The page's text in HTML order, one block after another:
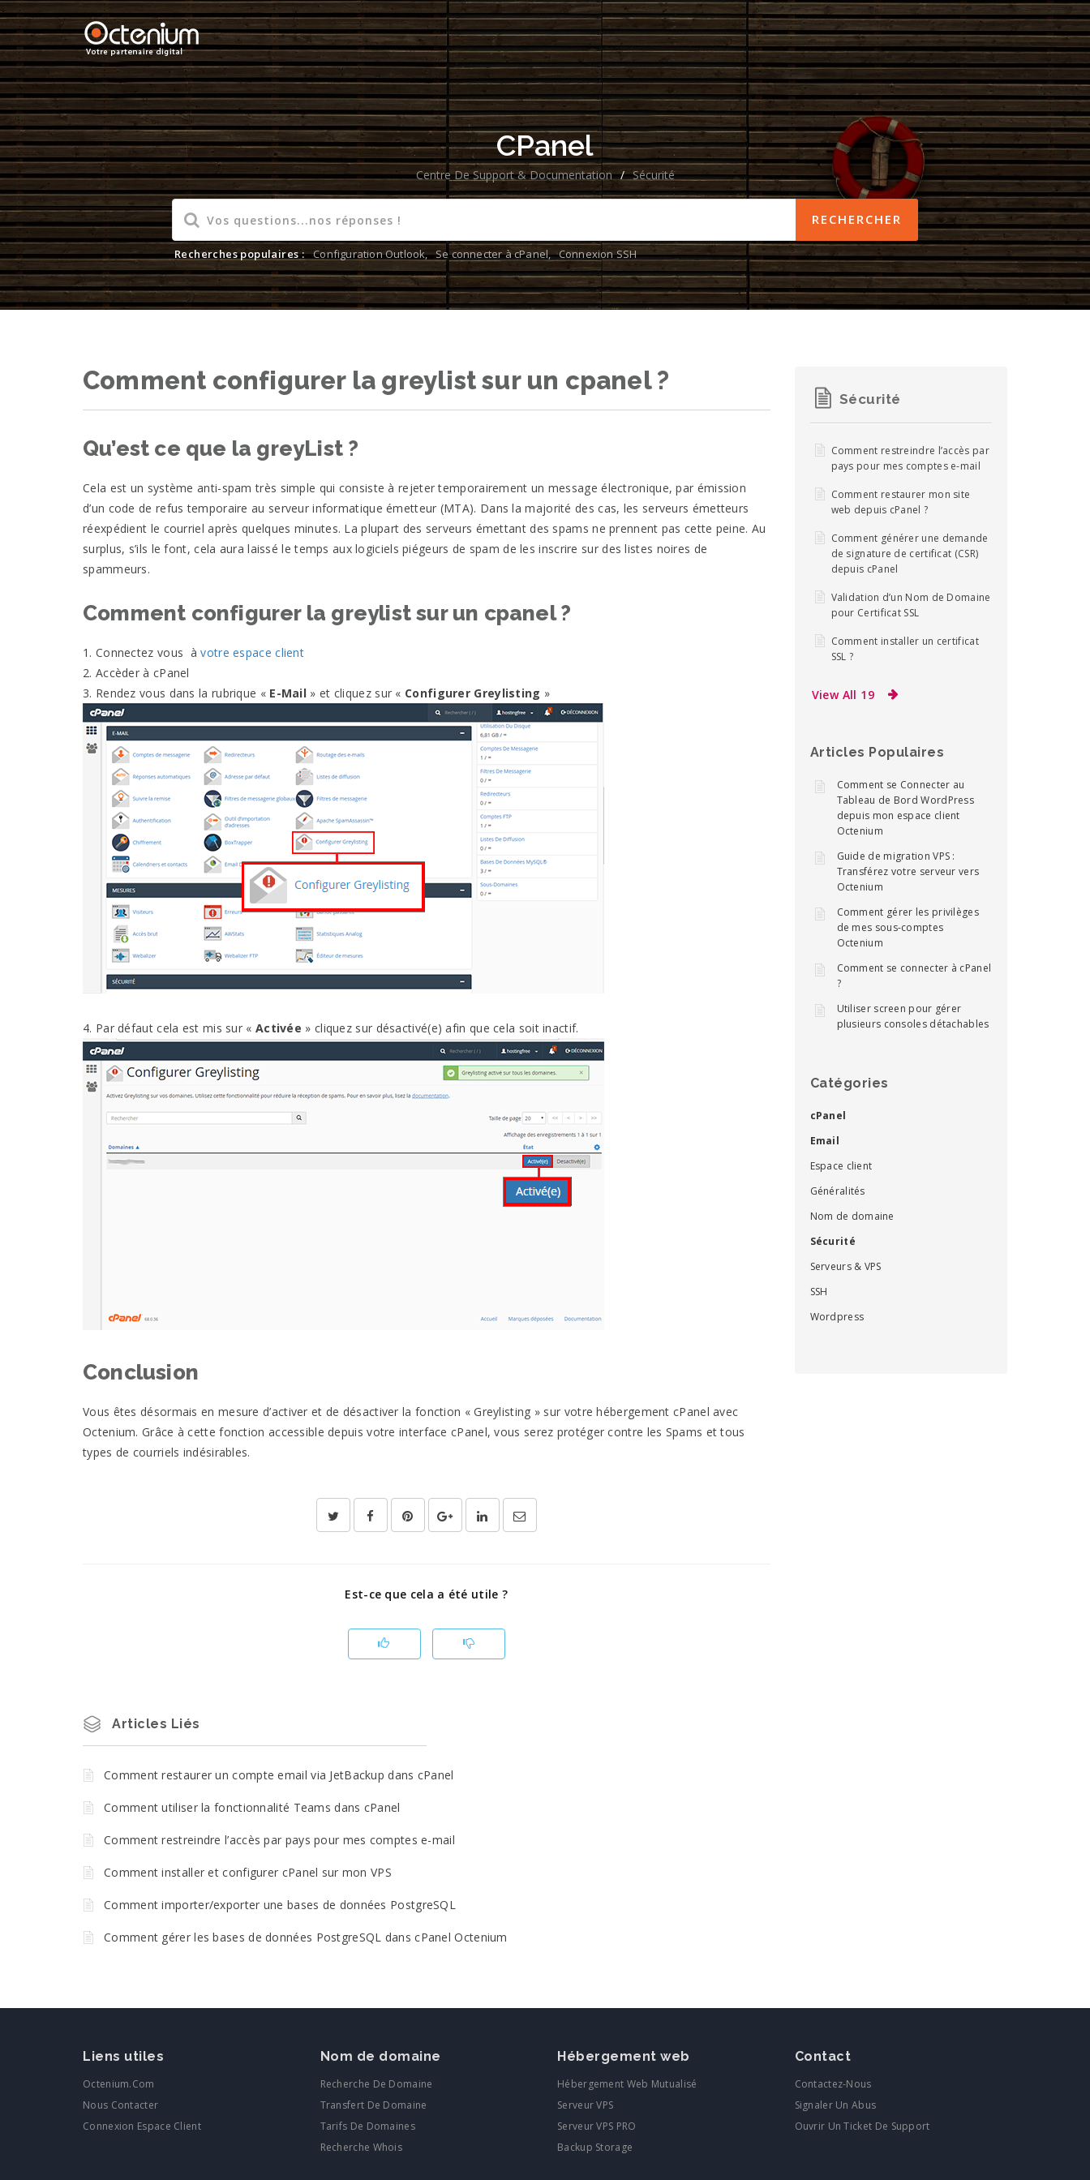
CPanel
Centre De Support & Documentation / Sécurité
Recherches populaires : Configuration Outlook, Se connecter à cPanel, Connexion SSH
Comment configurer la greylist sur un cpanel ?
Qu’est ce que la greyList ?
Cela est un système anti-spam très simple qui consiste à rejeter temporairement un message électronique, par émission
d’un code de refus temporaire au serveur informatique émetteur (MTA). Dans la majorité des cas, les serveurs émetteurs
réexpédient le courriel après quelques minutes. La plupart des serveurs émettant des spams ne prennent pas cette peine. Au
surplus, s’ils le font, cela aura laissé le temps aux logiciels piégeurs de spam de les inscrire sur des listes noires de
spammeurs.
Comment configurer la greylist sur un cpanel ?
1. Connectez vous àvotre espace client
2. Accèder à cPanel
3. Rendez vous dans la rubrique « E-Mail » et cliquez sur « Configurer Greylisting »
4. Par défaut cela est mis sur « Activée » cliquez sur désactivé(e) afin que cela soit inactif.
Conclusion
Vous êtes désormais en mesure d’activer et de désactiver la fonction « Greylisting » sur votre hébergement cPanel avec
Octenium. Grâce à cette fonction accessible depuis votre interface cPanel, vous serez protéger contre les Spams et tous
types de courriels indésirables.
Est-ce que cela a été utile ?
Articles Liés
Comment restaurer un compte email via JetBackup dans cPanel
Comment utiliser la fonctionnalité Teams dans cPanel
Comment restreindre l’accès par pays pour mes comptes e-mail
Comment installer et configurer cPanel sur mon VPS
Comment importer/exporter une bases de données PostgreSQL
Comment gérer les bases de données PostgreSQL dans cPanel Octenium
Sécurité
Comment restreindre l’accès par
pays pour mes comptes e-mail
Comment restaurer mon site
web depuis cPanel ?
Comment générer une demande
de signature de certificat (CSR)
depuis cPanel
Validation d’un Nom de Domaine
pour Certificat SSL
Comment installer un certificat
SSL ?
View All 19
Articles Populaires
Comment se Connecter au
Tableau de Bord WordPress
depuis mon espace client
Octenium
Guide de migration VPS :
Transférez votre serveur vers
Octenium
Comment gérer les privilèges
de mes sous-comptes
Octenium
Comment se connecter à cPanel
?
Utiliser screen pour gérer
plusieurs consoles détachables
Catégories
cPanel
Email
Espace client
Généralités
Nom de domaine
Sécurité
Serveurs & VPS
SSH
Wordpress
Liens utiles
Octenium.com
Nous Contacter
Connexion Espace Client
Nom de domaine
Recherche De Domaine
Transfert De Domaine
Tarifs De Domaines
Recherche Whois
Hébergement web
Hébergement Web Mutualisé
Serveur VPS
Serveur VPS PRO
Backup Storage
Contact
Contactez-Nous
Signaler Un Abus
Ouvrir Un Ticket De Support